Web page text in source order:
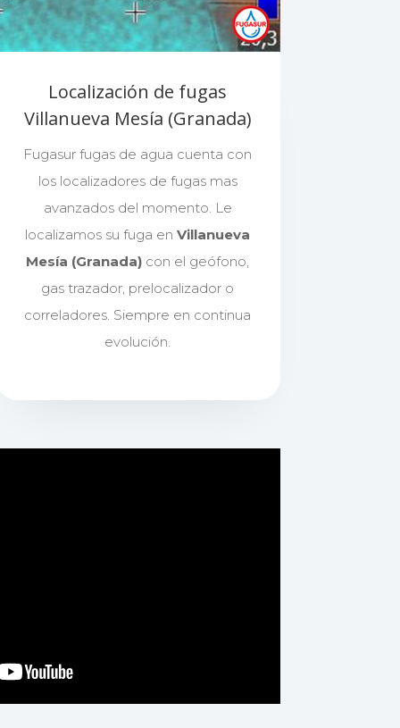
Localización de fugas
Villanueva Mesía (Granada)
Fugasur fugas de agua cuenta con
los localizadores de fugas mas
avanzados del momento. Le
localizamos su fuga enVillanueva
Mesía (Granada) con el geófono,
gas trazador, prelocalizador o
correladores. Siempre en continua
evolución.